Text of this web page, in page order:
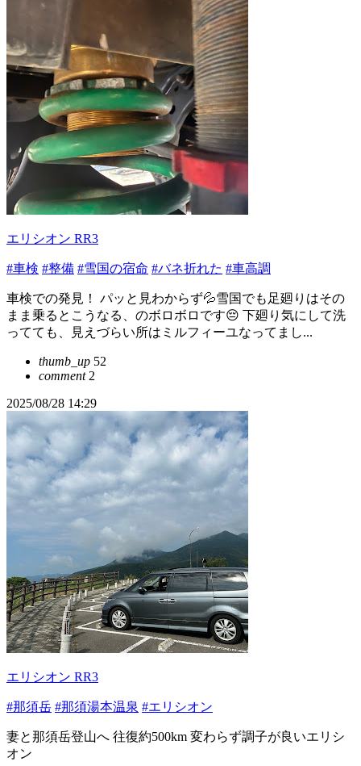
エリシオン RR3
#車検 #整備 #雪国の宿命 #バネ折れた #車高調
車検での発見！ パッと見わからず💦雪国でも足廻りはその
まま乗るとこうなる、のボロボロです😔 下廻り気にして洗
ってても、見えづらい所はミルフィーユなってまし...
thumb_up 52
comment2
2025/08/28 14:29
エリシオン RR3
#那須岳 #那須湯本温泉 #エリシオン
妻と那須岳登山へ 往復約500km 変わらず調子が良いエリシ
オン